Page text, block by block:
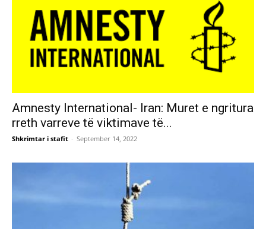
Amnesty International- Iran: Muret e ngritura
rreth varreve të viktimave të...
Shkrimtar i stafit - September 14, 2022